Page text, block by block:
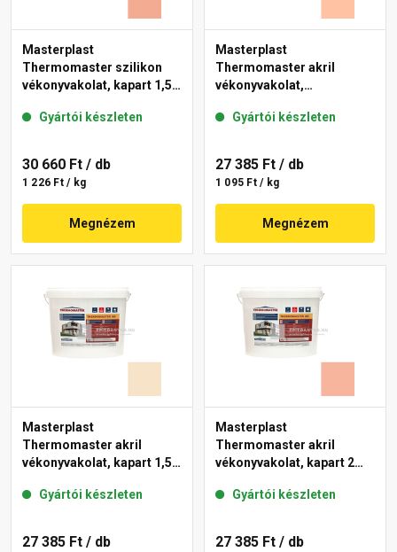
Masterplast
Thermomaster szilikon
vékonyvakolat, kapart 1,5
Gyártói készleten
30 660 Ft / db
1 226 Ft / kg
Megnézem
Masterplast
Thermomaster akril
vékonyvakolat,
15-D 25 kg
Gyártói készleten
27 385 Ft / db
1 095 Ft / kg
Megnézem
Masterplast
Thermomaster akril
vékonyvakolat, kapart 1,5
Gyártói készleten
27 385 Ft / db
Masterplast
Thermomaster akril
vékonyvakolat, kapart 2
Gyártói készleten
27 385 Ft / db